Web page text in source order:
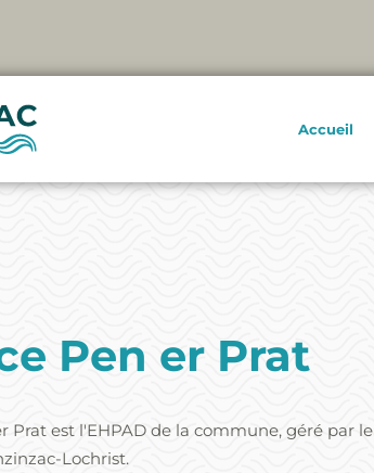
Accueil
Pen er Prat
Prat est l'EHPAD de la commune, géré par le
Lochrist.